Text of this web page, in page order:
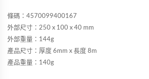
條碼：4570099400167
外部尺寸：250 x 100 x 40 mm
外部重量：144g
產品尺寸：厚度 6mm x 長度 8m
產品重量：140g